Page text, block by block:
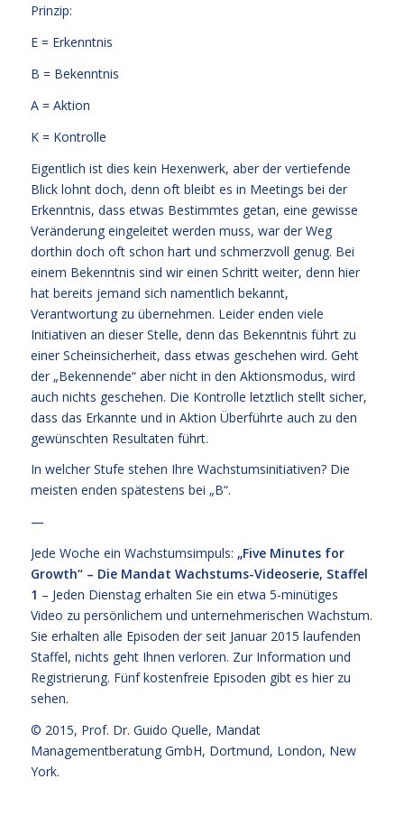
Prinzip:
E = Erkenntnis
B = Bekenntnis
A = Aktion
K = Kontrolle
Eigentlich ist dies kein Hexenwerk, aber der vertiefende
Blick lohnt doch, denn oft bleibt es in Meetings bei der
Erkenntnis, dass etwas Bestimmtes getan, eine gewisse
Veränderung eingeleitet werden muss, war der Weg
dorthin doch oft schon hart und schmerzvoll genug. Bei
einem Bekenntnis sind wir einen Schritt weiter, denn hier
hat bereits jemand sich namentlich bekannt,
Verantwortung zu übernehmen. Leider enden viele
Initiativen an dieser Stelle, denn das Bekenntnis führt zu
einer Scheinsicherheit, dass etwas geschehen wird. Geht
der „Bekennende“ aber nicht in den Aktionsmodus, wird
auch nichts geschehen. Die Kontrolle letztlich stellt sicher,
dass das Erkannte und in Aktion Überführte auch zu den
gewünschten Resultaten führt.
In welcher Stufe stehen Ihre Wachstumsinitiativen? Die
meisten enden spätestens bei „B“.
—
Jede Woche ein Wachstumsimpuls: „Five Minutes for
Growth“ – Die Mandat Wachstums-Videoserie, Staffel
1 – Jeden Dienstag erhalten Sie ein etwa 5-minütiges
Video zu persönlichem und unternehmerischen Wachstum.
Sie erhalten alle Episoden der seit Januar 2015 laufenden
Staffel, nichts geht Ihnen verloren. Zur Information und
Registrierung. Fünf kostenfreie Episoden gibt es hier zu
sehen.
© 2015, Prof. Dr. Guido Quelle, Mandat
Managementberatung GmbH, Dortmund, London, New
York.